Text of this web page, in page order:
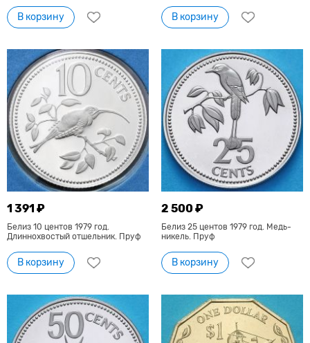
В корзину В корзину
1 391 ₽
Белиз 10 центов 1979 год.
Длиннохвостый отшельник. Пруф
В корзину
2 500 ₽
Белиз 25 центов 1979 год. Медь-
никель. Пруф
В корзину